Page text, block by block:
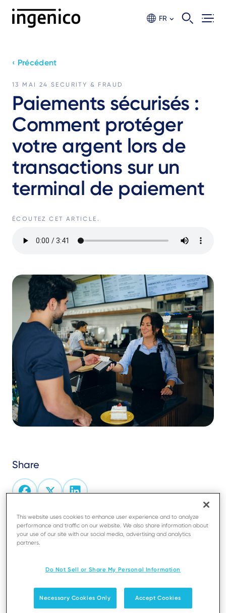
contenu
FR
‹ Précédent
13 MAI 24SECURITY & FRAUD
Paiements sécurisés :
Comment protéger
votre argent lors de
transactions sur un
terminal de paiement
ÉCOUTEZ CET ARTICLE.
audio
Share
Text
Avec l'utilisation croissante des terminaux de
paiement, la sécurité des transactions devient une
en Amérique Latine, nous donne de précieux conseils.
La sécurité des terminaux de paiement est d'une
This website uses cookies to enhance user experience and to analyze
performance and traffic on our website. We also share information about
your use of our site with our social media, advertising and analytics
partners.
Do Not Sell or Share My Personal Information
Necessary Cookies Only Accept Cookies